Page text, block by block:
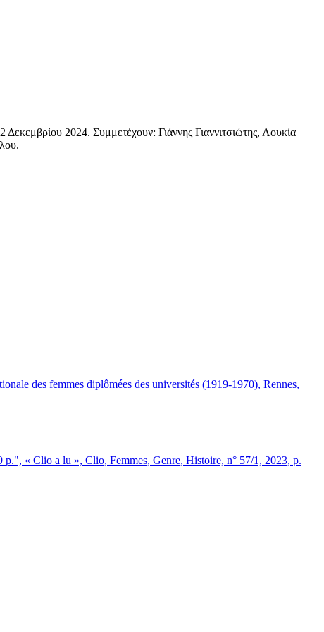
2024. Συμμετέχουν: Γιάννης Γιαννιτσιώτης, Λουκία
des femmes diplômées des universités (1919-1970), Rennes,
« Clio a lu », Clio, Femmes, Genre, Histoire, n° 57/1, 2023, p.